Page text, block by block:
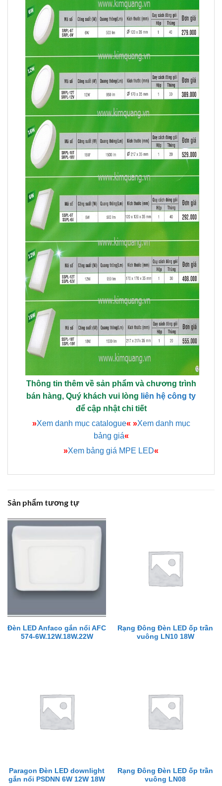
Thông tin thêm về sản phẩm và chương trình
bán hàng, Quý khách vui lòng liên hệ công ty
để cập nhật chi tiết
»Xem danh mục catalogue« »Xem danh mục
bảng giá«
»Xem bảng giá MPE LED«
Sản phẩm tương tự
Đèn LED Anfaco gắn nổi AFC
574-6W.12W.18W.22W
Rạng Đông Đèn LED ốp trần
vuông LN10 18W
Paragon Đèn LED downlight
gắn nổi PSDNN 6W 12W 18W
Rạng Đông Đèn LED ốp trần
vuông LN08